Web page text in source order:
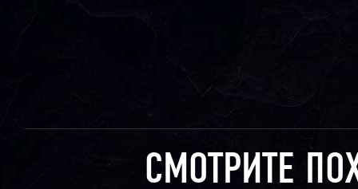
СМОТРИТЕ